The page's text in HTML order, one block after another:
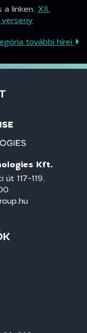
linken: XII.
további hírei
Kft.
117-119.